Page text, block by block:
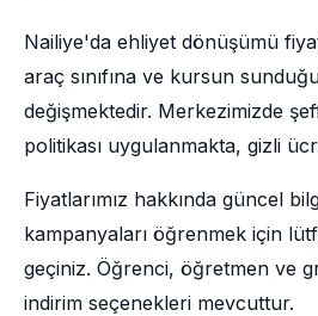
Nailiye'da ehliyet dönüşümü
araç sınıfına ve kursun
değişmektedir. Merkezimizde
politikası uygulanmakta, gizli
Fiyatlarımız hakkında güncel
kampanyaları öğrenmek için
geçiniz. Öğrenci, öğretmen ve
indirim seçenekleri mevcuttur.